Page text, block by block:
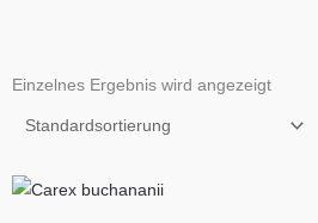
Einzelnes Ergebnis wird angezeigt